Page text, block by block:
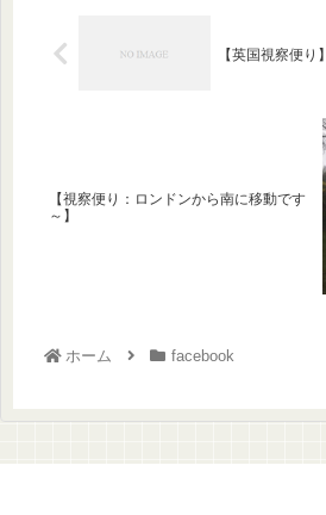
【英国視察便り】
【視察便り：ロンドンから南に移動です
～】
ホーム facebook